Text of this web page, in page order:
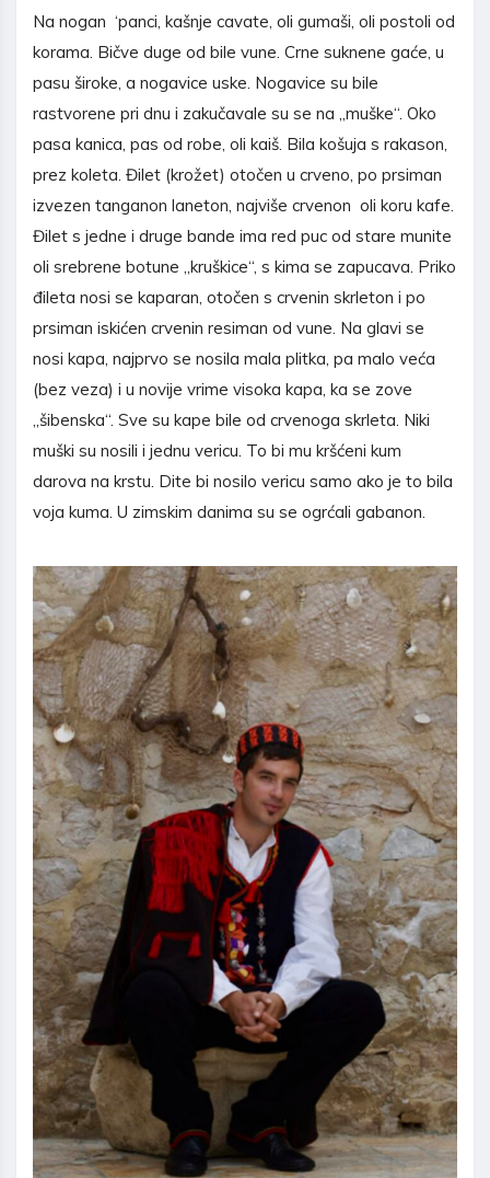
Na nogan ‘panci, kašnje cavate, oli gumaši, oli postoli od
korama. Bičve duge od bile vune. Crne suknene gaće, u
pasu široke, a nogavice uske. Nogavice su bile
rastvorene pri dnu i zakučavale su se na „muške“. Oko
pasa kanica, pas od robe, oli kaiš. Bila košuja s rakason,
prez koleta. Đilet (krožet) otočen u crveno, po prsiman
izvezen tanganon laneton, najviše crvenon oli koru kafe.
Đilet s jedne i druge bande ima red puc od stare munite
oli srebrene botune „kruškice“, s kima se zapucava. Priko
đileta nosi se kaparan, otočen s crvenin skrleton i po
prsiman iskićen crvenin resiman od vune. Na glavi se
nosi kapa, najprvo se nosila mala plitka, pa malo veća
(bez veza) i u novije vrime visoka kapa, ka se zove
„šibenska“. Sve su kape bile od crvenoga skrleta. Niki
muški su nosili i jednu vericu. To bi mu kršćeni kum
darova na krstu. Dite bi nosilo vericu samo ako je to bila
voja kuma. U zimskim danima su se ogrćali gabanon.